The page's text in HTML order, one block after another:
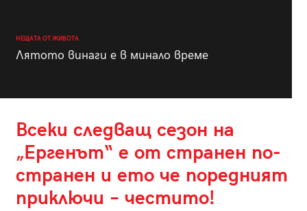
НЕЩАТА ОТ ЖИВОТА
Лятото винаги е в минало време
Всеки следващ сезон на
„Ергенът“ е от странен по-
странен и ето че поредният
приключи – честито!